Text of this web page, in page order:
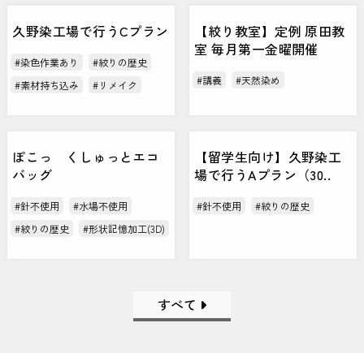
久野染工場で行うCプラン
#染色作業あり
#絞りの歴史
#素材持ち込み
#リメイク
【絞り教室】定例 原田教
室 毎月第一金曜開催
#講義 #天然染め
ぽこっ くしゅっとエコ
バッグ
#針不使用
#水場不使用
#絞りの歴史
#形状記憶加工(3D)
【留学生向け】久野染工
場で行うAプラン（30..
#針不使用 #絞りの歴史
すべて